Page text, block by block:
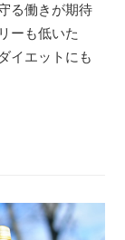
る働きが期待
ーも低いた
イエットにも